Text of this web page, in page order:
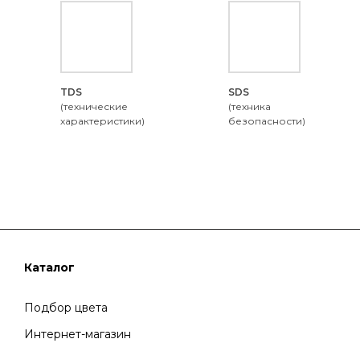
TDS
(технические
характеристики)
SDS
(техника
безопасности)
Каталог
Подбор цвета
Интернет-магазин